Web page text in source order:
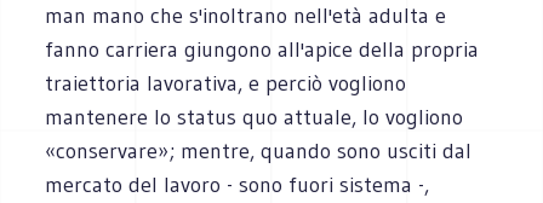
man mano che s'inoltrano nell'età adulta e
fanno carriera giungono all'apice della propria
traiettoria lavorativa, e perciò vogliono
mantenere lo status quo attuale, lo vogliono
«conservare»; mentre, quando sono usciti dal
mercato del lavoro - sono fuori sistema -,